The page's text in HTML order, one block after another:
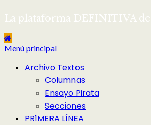
La plataforma DEFINITIVA
Menú principal
Archivo Textos
Columnas
Ensayo Pirata
Secciones
PR1MERA LÍNEA